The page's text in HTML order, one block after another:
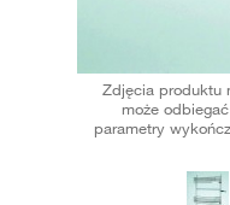
Zdjęcia produktu
może
parametry